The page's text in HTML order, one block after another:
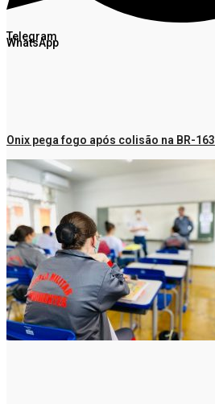
WhatsApp
Telegram
Onix pega fogo após colisão na BR-163